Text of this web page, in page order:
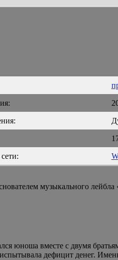
музыкального
юноша вместе с двумя
дефицит денег.